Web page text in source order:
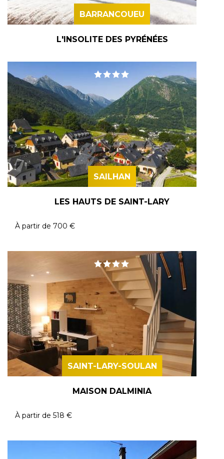
BARRANCOUEU
L'INSOLITE DES PYRÉNÉES
SAILHAN
LES HAUTS DE SAINT-LARY
À partir de 700 €
SAINT-LARY-SOULAN
MAISON DALMINIA
À partir de 518 €